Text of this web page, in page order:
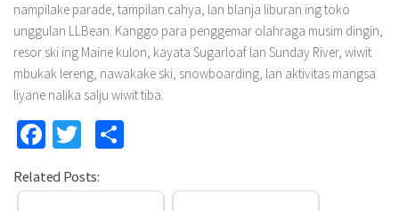
nampilake parade, tampilan cahya, lan blanja liburan ing toko
unggulan LLBean. Kanggo para penggemar olahraga musim dingin,
resor ski ing Maine kulon, kayata Sugarloaf lan Sunday River, wiwit
mbukak lereng, nawakake ski, snowboarding, lan aktivitas mangsa
liyane nalika salju wiwit tiba.
Facebook
Twitter
Related Posts: